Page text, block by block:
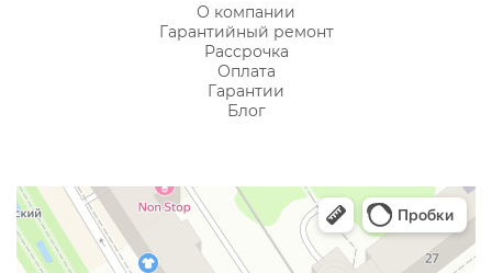
О компании
Гарантийный ремонт
Рассрочка
Оплата
Гарантии
Блог